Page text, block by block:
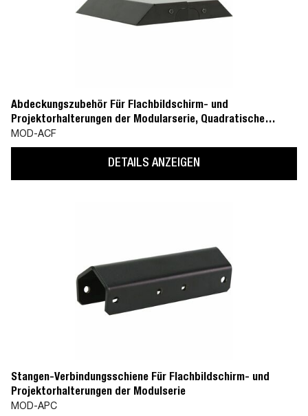
Abdeckungszubehör Für Flachbildschirm- und
Projektorhalterungen der Modularserie, Quadratische
Deckenplatte (MOD-CPF)
MOD-ACF
DETAILS ANZEIGEN
Stangen-Verbindungsschiene Für Flachbildschirm- und
Projektorhalterungen der Modulserie
MOD-APC